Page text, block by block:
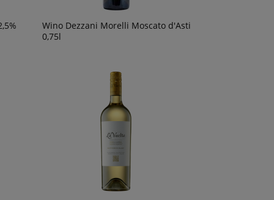
Wino Dezzani Morelli Moscato d'Asti
0,75l